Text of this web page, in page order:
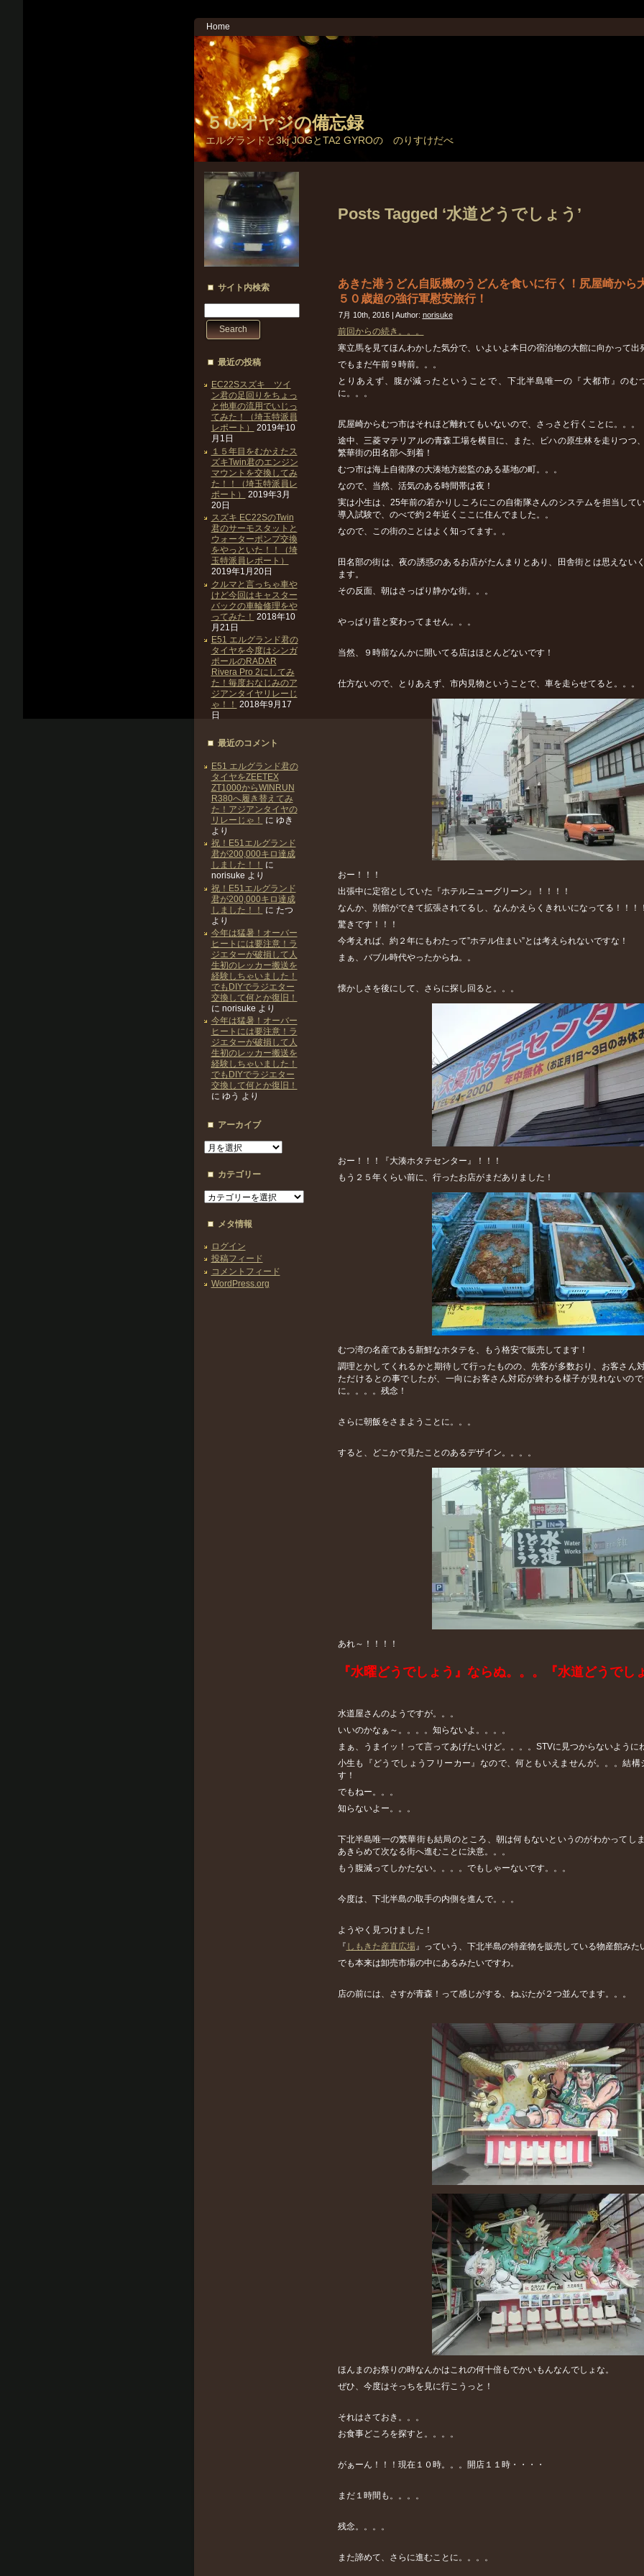
Home
５０オヤジの備忘録
エルグランドと3kj JOGとTA2 GYROの のりすけだべ
サイト内検索
最近の投稿
EC22Sスズキ ツイ
ン君の足回りをちょっ
と他車の流用でいじっ
てみた！（埼玉特派員
レポート）
2019年10
月1日
１５年目をむかえたス
ズキTwin君のエンジン
マウントを交換してみ
た！！（埼玉特派員レ
ポート）
2019年3月
20日
スズキ EC22SのTwin
君のサーモスタットと
ウォーターポンプ交換
をやっといた！！（埼
玉特派員レポート）
2019年1月20日
クルマと言っちゃ車や
けど今回はキャスター
バックの車輪修理をや
ってみた！ 2018年10
月21日
E51 エルグランド君の
タイヤを今度はシンガ
ポールのRADAR
Rivera Pro 2にしてみ
た！毎度おなじみのア
ジアンタイヤリレーじ
ゃ！！ 2018年9月17
日
最近のコメント
E51 エルグランド君の
タイヤをZEETEX
ZT1000からWINRUN
R380へ履き替えてみ
た！アジアンタイヤの
リレーじゃ！
に ゆき
より
祝！E51エルグランド
君が200,000キロ達成
しました！！
に
norisuke より
祝！E51エルグランド
君が200,000キロ達成
しました！！
に たつ
より
今年は猛暑！オーバー
ヒートには要注意！ラ
ジエターが破損して人
生初のレッカー搬送を
経験しちゃいました！
でもDIYでラジエター
交換して何とか復旧！
に norisuke より
今年は猛暑！オーバー
ヒートには要注意！ラ
ジエターが破損して人
生初のレッカー搬送を
経験しちゃいました！
でもDIYでラジエター
交換して何とか復旧！
に ゆう より
アーカイブ
ア
カ
ブ
カテゴリー
カ
ゴ
ー
メタ情報
ログイン
投稿フィード
コメントフィード
WordPress.org
Posts Tagged ‘水道どうでしょう’
あきた港うどん自販機のうどんを食いに行く！尻屋崎から
５０歳超の強行軍慰安旅行！
7月 10th, 2016 | Author: norisuke
前回からの続き。。。
寒立馬を見てほんわかした気分で、いよいよ本日の宿泊地の大館に向かって出
でもまだ午前９時前。。。
とりあえず、腹が減ったということで、下北半島唯一の『大都市』のむ
に。。。
尻屋崎からむつ市はそれほど離れてもいないので、さっさと行くことに。。。
途中、三菱マテリアルの青森工場を横目に、また、ビハの原生林を走りつつ
繁華街の田名部へ到着！
むつ市は海上自衛隊の大湊地方総監のある基地の町。。。
なので、当然、活気のある時間帯は夜！
実は小生は、25年前の若かりしころにこの自衛隊さんのシステムを担当して
導入試験で、のべで約２年近くここに住んでました。。
なので、この街のことはよく知ってます。。
田名部の街は、夜の誘惑のあるお店がたんまりとあり、田舎街とは思えない
ます。
その反面、朝はさっぱり静かな街。。。
やっぱり昔と変わってません。。。
当然、９時前なんかに開いてる店はほとんどないです！
仕方ないので、とりあえず、市内見物ということで、車を走らせてると。。。
おー！！！
出張中に定宿としていた『ホテルニューグリーン』！！！！
なんか、別館ができて拡張されてるし、なんかえらくきれいになってる！！！
驚きです！！！
今考えれば、約２年にもわたって”ホテル住まい”とは考えられないですな！
まぁ、バブル時代やったからね。。
懐かしさを後にして、さらに探し回ると。。。
おー！！！『大湊ホタテセンター』！！！
もう２５年くらい前に、行ったお店がまだありました！
むつ湾の名産である新鮮なホタテを、もう格安で販売してます！
調理とかしてくれるかと期待して行ったものの、先客が多数おり、お客さん
ただけるとの事でしたが、一向にお客さん対応が終わる様子が見れないの
に。。。。残念！
さらに朝飯をさまようことに。。。
すると、どこかで見たことのあるデザイン。。。。
あれ～！！！！
『水曜どうでしょう』ならぬ。。。『水道どうでし
水道屋さんのようですが。。。
いいのかなぁ～。。。。知らないよ。。。。
まぁ、うまイッ！って言ってあげたいけど。。。。STVに見つからないように
小生も『どうでしょうフリーカー』なので、何ともいえませんが。。。結
す！
でもねー。。。
知らないよー。。。
下北半島唯一の繁華街も結局のところ、朝は何もないというのがわかってし
あきらめて次なる街へ進むことに決意。。。
もう腹減ってしかたない。。。。でもしゃーないです。。。
今度は、下北半島の取手の内側を進んで。。。
ようやく見つけました！
『 しもきた産直広場』っていう、下北半島の特産物を販売している物産館みた
でも本来は卸売市場の中にあるみたいですわ。
店の前には、さすが青森！って感じがする、ねぶたが２つ並んでます。。。
ほんまのお祭りの時なんかはこれの何十倍もでかいもんなんでしょな。
ぜひ、今度はそっちを見に行こうっと！
それはさておき。。。
お食事どころを探すと。。。。
がぁーん！！！現在１０時。。。開店１１時・・・・
まだ１時間も。。。。
残念。。。。
また諦めて、さらに進むことに。。。。